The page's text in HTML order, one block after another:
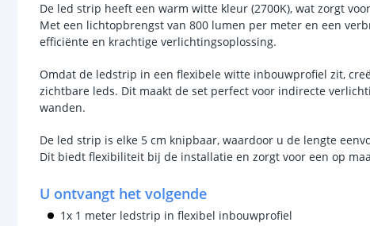
De led strip heeft een warm witte kleur (2700K), wat zorgt
Met een lichtopbrengst van 800 lumen per meter en een
efficiënte en krachtige verlichtingsoplossing.
Omdat de ledstrip in een flexibele witte inbouwprofiel zit,
zichtbare leds. Dit maakt de set perfect voor indirecte
wanden.
De led strip is elke 5 cm knipbaar, waardoor u de lengte
Dit biedt flexibiliteit bij de installatie en zorgt voor een op
U ontvangt het volgende
1x 1 meter ledstrip in flexibel inbouwprofiel